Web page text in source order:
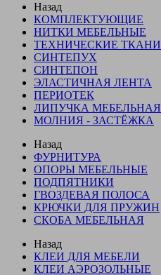
Назад
КОМПЛЕКТУЮЩИЕ
НИТКИ МЕБЕЛЬНЫЕ
ТЕХНИЧЕСКИЕ ТКАНИ
СИНТЕПУХ
СИНТЕПОН
ЭЛАСТИЧНАЯ ЛЕНТА
ПЕРИОТЕК
ЛИПУЧКА МЕБЕЛЬНАЯ
МОЛНИЯ - ЗАСТЁЖКА
Назад
ФУРНИТУРА
ОПОРЫ МЕБЕЛЬНЫЕ
ПОДПЯТНИКИ
ГВОЗДЕВАЯ ПОЛОСА
КРЮЧКИ ДЛЯ ПРУЖИН
СКОБА МЕБЕЛЬНАЯ
Назад
КЛЕИ ДЛЯ МЕБЕЛИ
КЛЕИ АЭРОЗОЛЬНЫЕ